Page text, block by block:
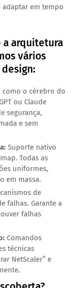
adaptar em tempo
a arquitetura
vários
como o cérebro do
ou Claude
segurança,
e sem
Suporte nativo
Todas as
uniformes,
em massa.
de
falhas. Garante a
falhas
Comandos
técnicas
NetScaler” e